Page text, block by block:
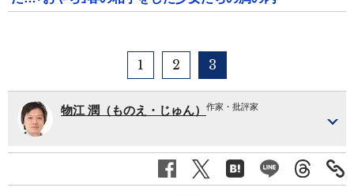
1 2 3
物江 潤（ものえ・じゅん） 作家・批評家